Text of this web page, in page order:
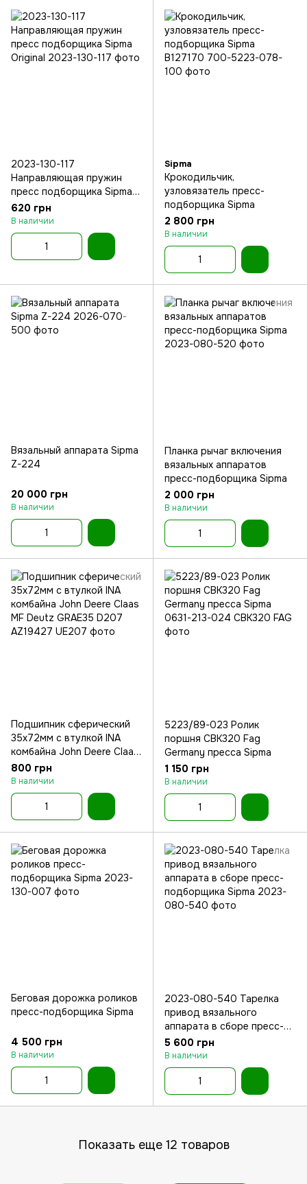
2023-130-117
Направляющая пружин
пресс подборщика Sipma
Original
620 грн
В наличии
Sipma
Крокодильчик,
узловязатель пресс-
подборщика Sipma
2 800 грн
В наличии
Вязальный аппарата Sipma
Z-224
20 000 грн
В наличии
Планка рычаг включения
вязальных аппаратов
пресс-подборщика Sipma
2 000 грн
В наличии
Подшипник сферический
35x72мм с втулкой INA
комбайна John Deere Claas
MF Deutz
800 грн
В наличии
5223/89-023 Ролик
поршня CBK320 Fag
Germany пресса Sipma
1 150 грн
В наличии
Беговая дорожка роликов
пресс-подборщика Sipma
4 500 грн
В наличии
2023-080-540 Тарелка
привод вязального
аппарата в сборе пресс-
подборщика Sipma
5 600 грн
В наличии
Показать еще 12 товаров